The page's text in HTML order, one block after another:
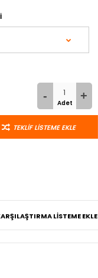
TEKLIF LISTEME EKLE
LISTEME EKLE